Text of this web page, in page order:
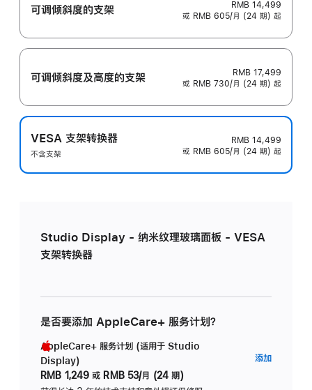
可调倾斜度的支架
RMB 14,499
或 RMB 605/月 (24 期) 起
可调倾斜度及高‍度的支‍架
RMB 17,499
或 RMB 730/月 (24 期) 起
VESA 支架转换器
不含支架
RMB 14,499
或 RMB 605/月 (24 期) 起
Studio Display - 纳米纹理玻璃面板 - VESA
支架转换器
是否要添加 AppleCare+ 服务计划？
AppleCare+ 服务计划 (适用于 Studio
Display)
RMB 1,249 或 RMB 53/月 (24 期)
添加